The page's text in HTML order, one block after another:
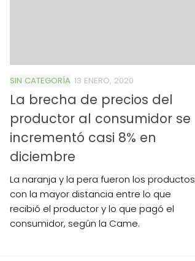
SIN CATEGORÍA 13 ENERO, 2020
La brecha de precios del
productor al consumidor se
incrementó casi 8% en
diciembre
La naranja y la pera fueron los productos
con la mayor distancia entre lo que
recibió el productor y lo que pagó el
consumidor, según la Came.